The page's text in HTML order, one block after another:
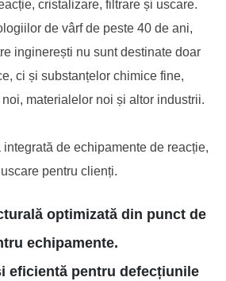
produselor.
cristalizare, filtrare și uscare.
de vârf de peste 40 de ani,
inginerești nu sunt destinate doar
ci și substanțelor chimice fine,
materialelor noi și altor industrii.
de echipamente de reacție,
pentru clienți.
optimizată din punct de
echipamente.
eficientă pentru defecțiunile